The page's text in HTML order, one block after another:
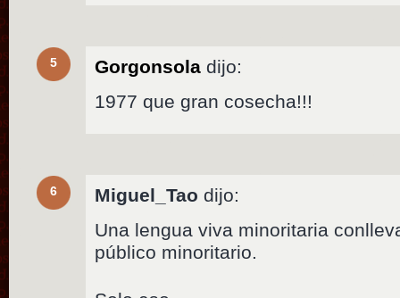
5 Gorgonsola dijo:
1977 que gran cosecha!!!
6 Miguel_Tao dijo:
Una lengua viva minoritaria
público minoritario.